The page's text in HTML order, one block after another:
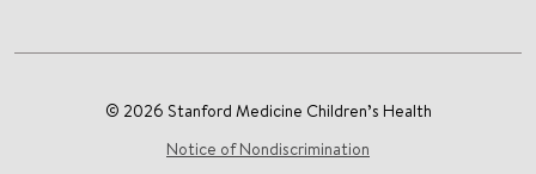
© 2026 Stanford Medicine Children’s Health
Notice of Nondiscrimination